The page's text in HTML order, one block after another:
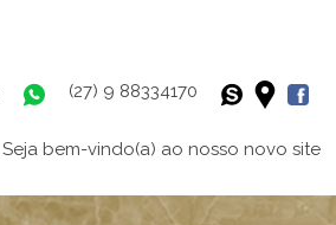
(27) 9 88334170
Seja bem-vindo(a) ao nosso novo site